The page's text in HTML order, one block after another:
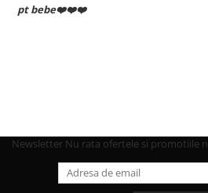
pt bebe❤️❤️❤️
Newsletter Nu rata ofertele si promotiile